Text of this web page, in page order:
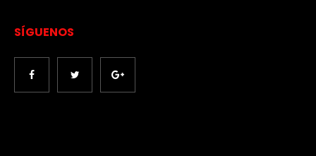
SÍGUENOS